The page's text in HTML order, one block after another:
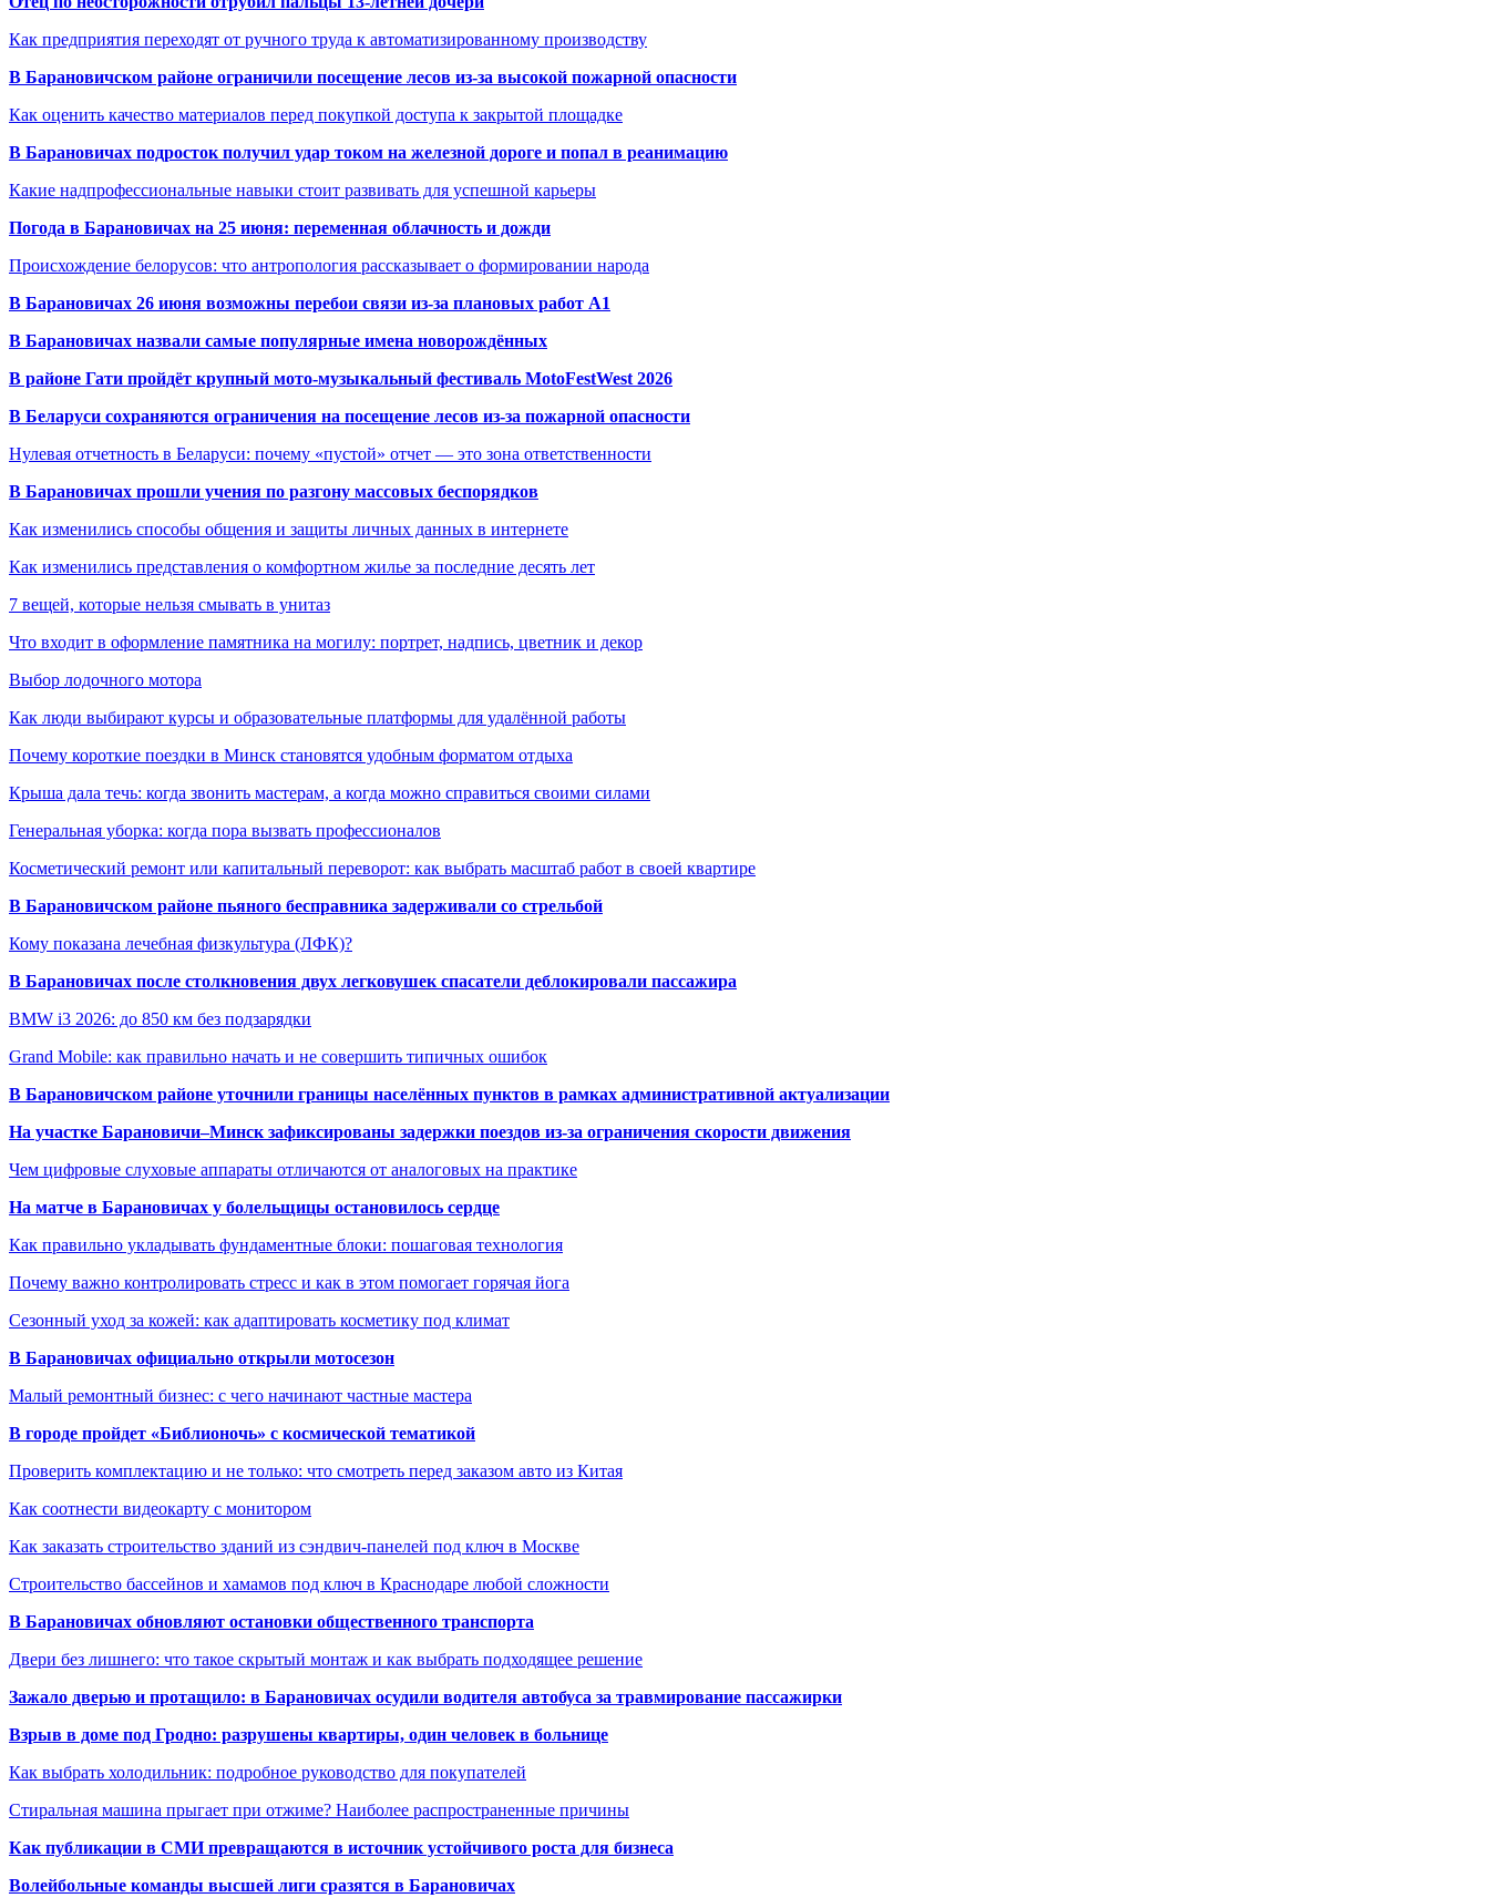
Как предприятия переходят от ручного труда к автоматизированному производству
В Барановичском районе ограничили посещение лесов из-за высокой пожарной опасности
Как оценить качество материалов перед покупкой доступа к закрытой площадке
В Барановичах подросток получил удар током на железной дороге и попал в реанимацию
Какие надпрофессиональные навыки стоит развивать для успешной карьеры
Погода в Барановичах на 25 июня: переменная облачность и дожди
Происхождение белорусов: что антропология рассказывает о формировании народа
В Барановичах 26 июня возможны перебои связи из-за плановых работ A1
В Барановичах назвали самые популярные имена новорождённых
В районе Гати пройдёт крупный мото-музыкальный фестиваль MotoFestWest 2026
В Беларуси сохраняются ограничения на посещение лесов из-за пожарной опасности
Нулевая отчетность в Беларуси: почему «пустой» отчет — это зона ответственности
В Барановичах прошли учения по разгону массовых беспорядков
Как изменились способы общения и защиты личных данных в интернете
Как изменились представления о комфортном жилье за последние десять лет
7 вещей, которые нельзя смывать в унитаз
Что входит в оформление памятника на могилу: портрет, надпись, цветник и декор
Выбор лодочного мотора
Как люди выбирают курсы и образовательные платформы для удалённой работы
Почему короткие поездки в Минск становятся удобным форматом отдыха
Крыша дала течь: когда звонить мастерам, а когда можно справиться своими силами
Генеральная уборка: когда пора вызвать профессионалов
Косметический ремонт или капитальный переворот: как выбрать масштаб работ в своей квартире
В Барановичском районе пьяного бесправника задерживали со стрельбой
Кому показана лечебная физкультура (ЛФК)?
В Барановичах после столкновения двух легковушек спасатели деблокировали пассажира
BMW i3 2026: до 850 км без подзарядки
Grand Mobile: как правильно начать и не совершить типичных ошибок
В Барановичском районе уточнили границы населённых пунктов в рамках административной актуализации
На участке Барановичи–Минск зафиксированы задержки поездов из-за ограничения скорости движения
Чем цифровые слуховые аппараты отличаются от аналоговых на практике
На матче в Барановичах у болельщицы остановилось сердце
Как правильно укладывать фундаментные блоки: пошаговая технология
Почему важно контролировать стресс и как в этом помогает горячая йога
Сезонный уход за кожей: как адаптировать косметику под климат
В Барановичах официально открыли мотосезон
Малый ремонтный бизнес: с чего начинают частные мастера
В городе пройдет «Библионочь» с космической тематикой
Проверить комплектацию и не только: что смотреть перед заказом авто из Китая
Как соотнести видеокарту с монитором
Как заказать строительство зданий из сэндвич-панелей под ключ в Москве
Строительство бассейнов и хамамов под ключ в Краснодаре любой сложности
В Барановичах обновляют остановки общественного транспорта
Двери без лишнего: что такое скрытый монтаж и как выбрать подходящее решение
Зажало дверью и протащило: в Барановичах осудили водителя автобуса за травмирование пассажирки
Взрыв в доме под Гродно: разрушены квартиры, один человек в больнице
Как выбрать холодильник: подробное руководство для покупателей
Стиральная машина прыгает при отжиме? Наиболее распространенные причины
Как публикации в СМИ превращаются в источник устойчивого роста для бизнеса
Волейбольные команды высшей лиги сразятся в Барановичах